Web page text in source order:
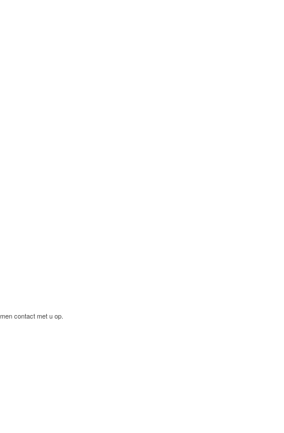
contact met u op.